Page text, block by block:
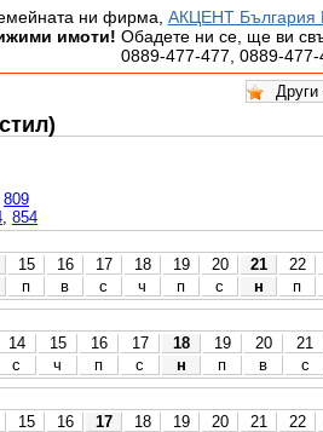
ни фирма, АКЦЕНТ
имоти! Обадете ни се, ще ви
0889-477-477, 0889-477-
809
854
15 16 17 18 19 20 21 22
п в с ч п с н п
14 15 16 17 18 19 20 21
с ч п с н п в с
15 16 17 18 19 20 21 22